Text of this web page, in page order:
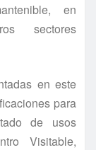
en
sectores
en este
para
de usos
Visitable,